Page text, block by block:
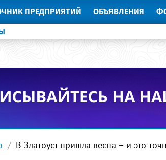
ПРЕДПРИЯТИЙ ОБЪЯВЛЕНИЯ
В Златоуст пришла весна – и это